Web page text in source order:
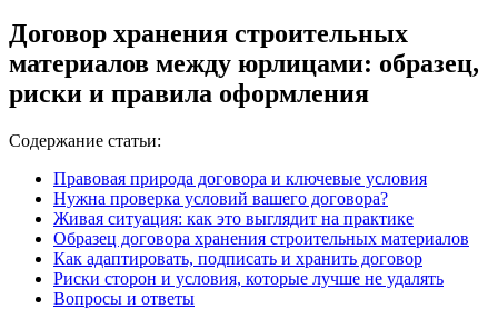
Договор хранения строительных
материалов между юрлицами: образец,
риски и правила оформления
Содержание статьи:
Правовая природа договора и ключевые условия
Нужна проверка условий вашего договора?
Живая ситуация: как это выглядит на практике
Образец договора хранения строительных материалов
Как адаптировать, подписать и хранить договор
Риски сторон и условия, которые лучше не удалять
Вопросы и ответы